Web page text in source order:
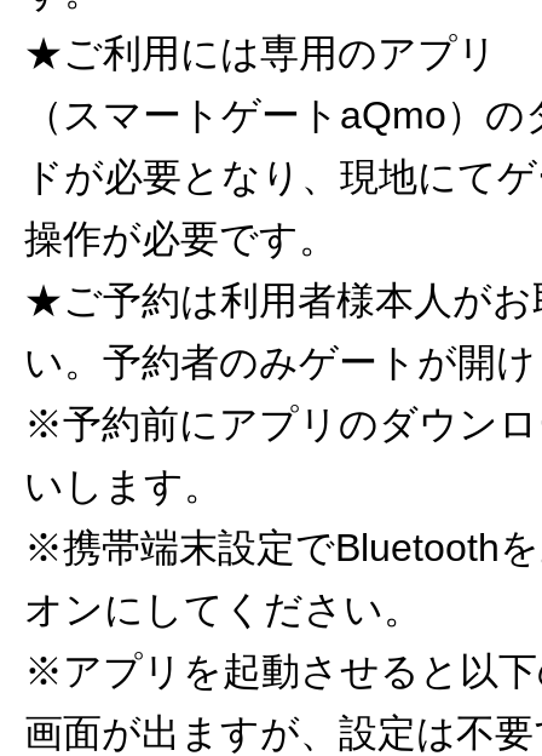
★ご利用には専用のアプリ
（スマートゲートaQmo）
ドが必要となり、現地にて
操作が必要です。
★ご予約は利用者様本人が
い。予約者のみゲートが開
※予約前にアプリのダウン
いします。
※携帯端末設定でBluetooth
オンにしてください。
※アプリを起動させると以
画面が出ますが、設定は不